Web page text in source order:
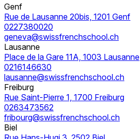
Genf
Rue de Lausanne 20bis, 1201 Genf
0227380020
geneva@swissfrenchschool.ch
Lausanne
Place de la Gare 11A, 1003 Lausanne
0216146630
lausanne@swissfrenchschool.ch
Freiburg
Rue Saint-Pierre 1, 1700 Freiburg
0263473562
fribourg@swissfrenchschool.ch
Biel